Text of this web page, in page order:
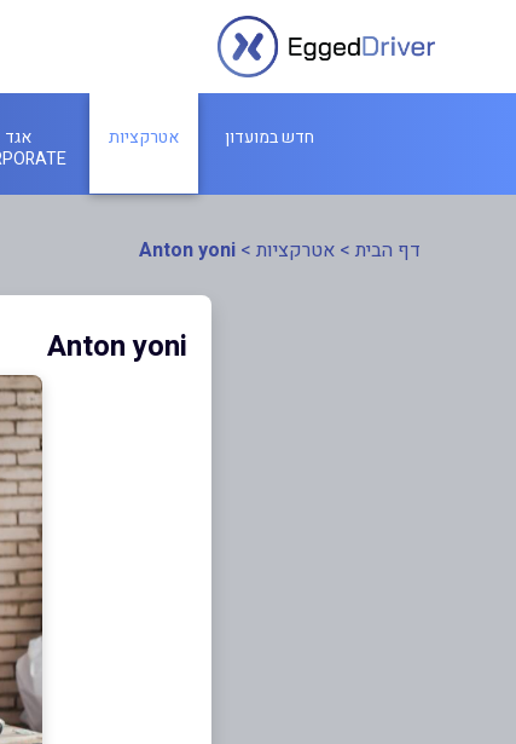
חדש במועדון אטרקציות
אגד
דף הבית > אטרקציות >
Anton yoni
Anton yoni